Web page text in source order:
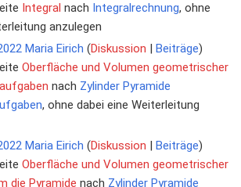
Integral nach Integralrechnung, ohne
anzulegen
Maria Eirich Diskussion
Beiträge
Oberfläche und Volumen geometrischer
nach Zylinder Pyramide
, ohne dabei eine Weiterleitung
Maria Eirich Diskussion
Beiträge
Oberfläche und Volumen geometrischer
die Pyramide nach Zylinder Pyramide